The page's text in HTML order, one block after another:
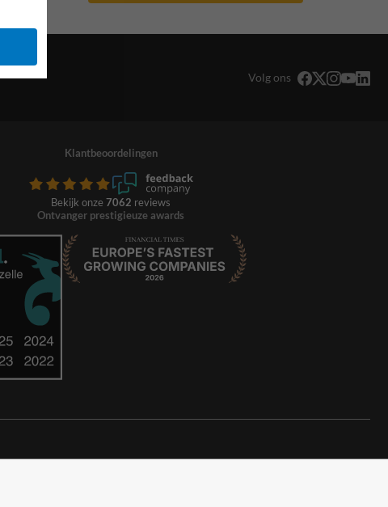
Volg ons
Klantbeoordelingen
Bekijk onze 7062 reviews
Ontvanger prestigieuze awards